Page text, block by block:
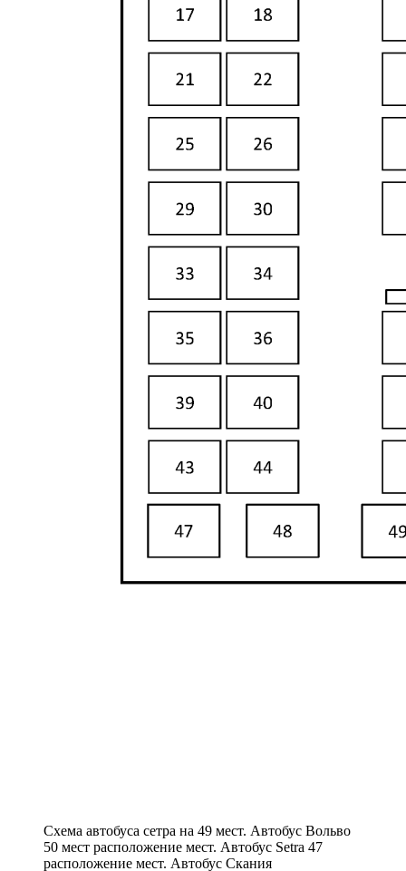
Схема автобуса сетра на 49 мест. Автобус Вольво
50 мест расположение мест. Автобус Setra 47
расположение мест. Автобус Скания